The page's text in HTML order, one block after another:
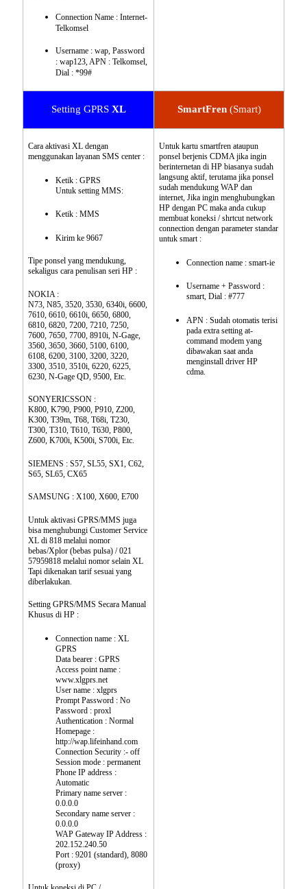
Connection Name : Internet-
Telkomsel
Username : wap, Password
: wap123, APN : Telkomsel,
Dial : *99#
Setting GPRS XL SmartFren(Smart)
Cara aktivasi XL dengan
menggunakan layanan SMS center :
Ketik : GPRS
Untuk setting MMS:
Ketik : MMS
Kirim ke 9667
Tipe ponsel yang mendukung,
sekaligus cara penulisan seri HP :
NOKIA :
N73, N85, 3520, 3530, 6340i, 6600,
7610, 6610, 6610i, 6650, 6800,
6810, 6820, 7200, 7210, 7250,
7600, 7650, 7700, 8910i, N-Gage,
3560, 3650, 3660, 5100, 6100,
6108, 6200, 3100, 3200, 3220,
3300, 3510, 3510i, 6220, 6225,
6230, N-Gage QD, 9500, Etc.
SONYERICSSON :
K800, K790, P900, P910, Z200,
K300, T39m, T68, T68i, T230,
T300, T310, T610, T630, P800,
Z600, K700i, K500i, S700i, Etc.
SIEMENS : S57, SL55, SX1, C62,
S65, SL65, CX65
SAMSUNG : X100, X600, E700
Untuk aktivasi GPRS/MMS juga
bisa menghubungi Customer Service
XL di 818 melalui nomor
bebas/Xplor (bebas pulsa) / 021
57959818 melalui nomor selain XL
Tapi dikenakan tarif sesuai yang
diberlakukan.
Setting GPRS/MMS Secara Manual
Khusus di HP :
Connection name : XL
GPRS
Data bearer : GPRS
Access point name :
www.xlgprs.net
User name : xlgprs
Prompt Password : No
Password : proxl
Authentication : Normal
Homepage :
http://wap.lifeinhand.com
Connection Security :- off
Session mode : permanent
Phone IP address :
Automatic
Primary name server :
0.0.0.0
Secondary name server :
0.0.0.0
WAP Gateway IP Address :
202.152.240.50
Port : 9201 (standard), 8080
(proxy)
Untuk kartu smartfren ataupun
ponsel berjenis CDMA jika ingin
berinternetan di HP biasanya sudah
langsung aktif, terutama jika ponsel
sudah mendukung WAP dan
internet, Jika ingin menghubungkan
HP dengan PC maka anda cukup
membuat koneksi / shrtcut network
connection dengan parameter standar
untuk smart :
Connection name : smart-ie
Username + Password :
smart, Dial : #777
APN : Sudah otomatis terisi
pada extra setting at-
command modem yang
dibawakan saat anda
menginstall driver HP
cdma.